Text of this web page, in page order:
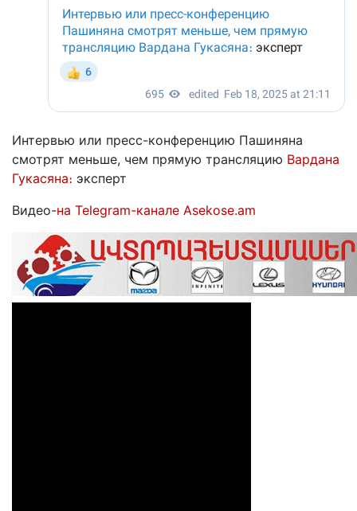
Интервью или пресс-конференцию Пашиняна
смотрят меньше, чем прямую трансляцию Вардана
Гукасяна։ эксперт
Видео-на Telegram-канале Asekose.am